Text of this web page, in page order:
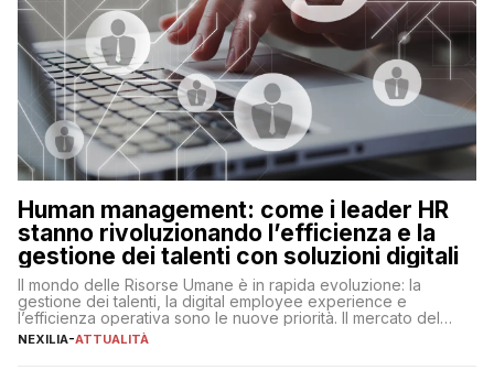
Human management: come i leader HR
stanno rivoluzionando l’efficienza e la
gestione dei talenti con soluzioni digitali
Il mondo delle Risorse Umane è in rapida evoluzione: la
gestione dei talenti, la digital employee experience e
l’efficienza operativa sono le nuove priorità. Il mercato del
lavoro, d’altra parte, è sempre più competitivo con una lotta
NEXILIA-ATTUALITÀ